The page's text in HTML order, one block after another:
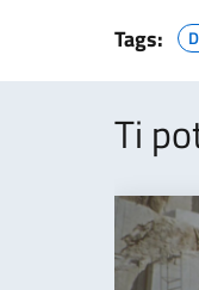
Tags:
Ti